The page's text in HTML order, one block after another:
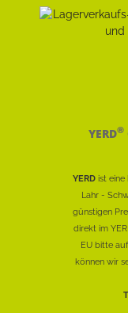
YERD®
YERD ist eine
Lahr -
günstigen
direkt im
EU bitte
können wir